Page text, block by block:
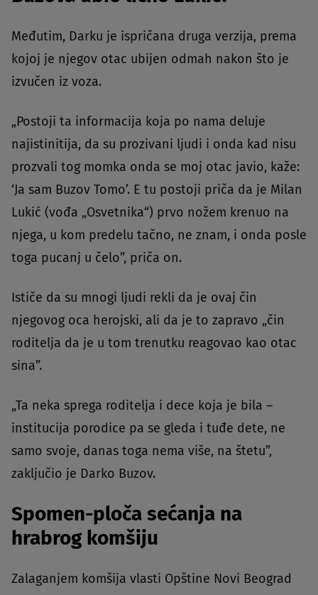
Međutim, Darku je ispričana druga verzija, prema
kojoj je njegov otac ubijen odmah nakon što je
izvučen iz voza.
„Postoji ta informacija koja po nama deluje
najistinitija, da su prozivani ljudi i onda kad nisu
prozvali tog momka onda se moj otac javio, kaže:
‘Ja sam Buzov Tomo’. E tu postoji priča da je Milan
Lukić (vođa „Osvetnika“) prvo nožem krenuo na
njega, u kom predelu tačno, ne znam, i onda posle
toga pucanj u čelo”, priča on.
Ističe da su mnogi ljudi rekli da je ovaj čin
njegovog oca herojski, ali da je to zapravo „čin
roditelja da je u tom trenutku reagovao kao otac
sina”.
„Ta neka sprega roditelja i dece koja je bila –
institucija porodice pa se gleda i tuđe dete, ne
samo svoje, danas toga nema više, na štetu”,
zaključio je Darko Buzov.
Spomen-ploča sećanja na
hrabrog komšiju
Zalaganjem komšija vlasti Opštine Novi Beograd